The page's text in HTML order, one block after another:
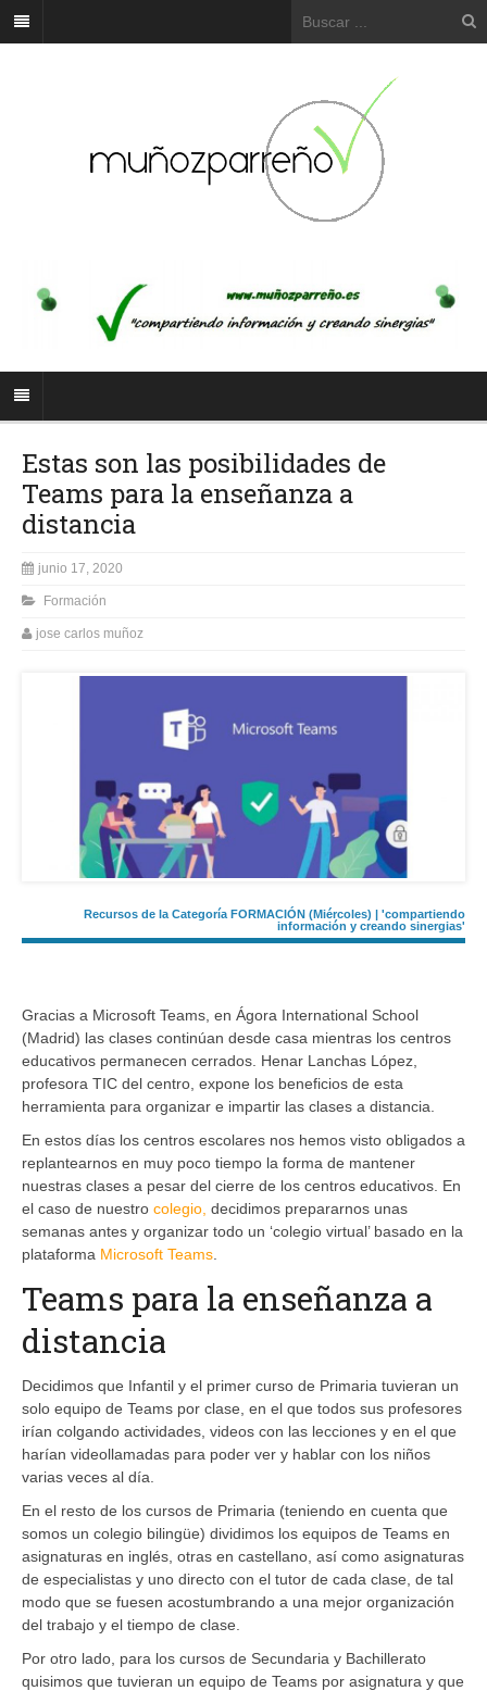
Estas son las posibilidades de
Teams para la enseñanza a
distancia
junio 17, 2020
Formación
jose carlos muñoz
Recursos de la Categoría FORMACIÓN (Miércoles) | 'compartiendo
información y creando sinergias'
Gracias a Microsoft Teams, en Ágora International School
(Madrid) las clases continúan desde casa mientras los centros
educativos permanecen cerrados. Henar Lanchas López,
profesora TIC del centro, expone los beneficios de esta
herramienta para organizar e impartir las clases a distancia.
En estos días los centros escolares nos hemos visto obligados a
replantearnos en muy poco tiempo la forma de mantener
nuestras clases a pesar del cierre de los centros educativos. En
el caso de nuestro colegio, decidimos prepararnos unas
semanas antes y organizar todo un ‘colegio virtual’ basado en la
plataforma Microsoft Teams
Teams para la enseñanza a
distancia
Decidimos que Infantil y el primer curso de Primaria tuvieran un
solo equipo de Teams por clase, en el que todos sus profesores
irían colgando actividades, videos con las lecciones y en el que
harían videollamadas para poder ver y hablar con los niños
varias veces al día.
En el resto de los cursos de Primaria (teniendo en cuenta que
somos un colegio bilingüe) dividimos los equipos de Teams en
asignaturas en inglés, otras en castellano, así como asignaturas
de especialistas y uno directo con el tutor de cada clase, de tal
modo que se fuesen acostumbrando a una mejor organización
del trabajo y el tiempo de clase.
Por otro lado, para los cursos de Secundaria y Bachillerato
quisimos que tuvieran un equipo de Teams por asignatura y que